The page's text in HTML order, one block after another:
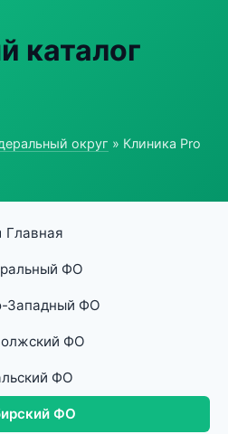
каталог
округ » Клиника Pro
Главная
ФО
Западный ФО
ФО
ФО
ФО